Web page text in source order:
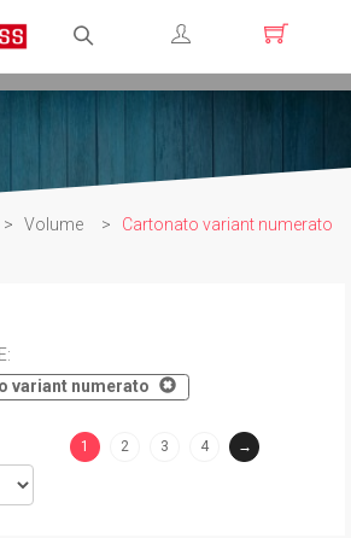
Registrati
> Volume > Cartonato variant numerato
:
variant numerato
1
2 3 4 →